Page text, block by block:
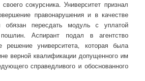
сокурсника. Университет признал
правонарушения и в качестве
обязан пересдать модуль с уплатой
пошлин. Аспирант подал в агентство
университета, которая была
верной квалификации допущенного им
справедливого и обоснованного